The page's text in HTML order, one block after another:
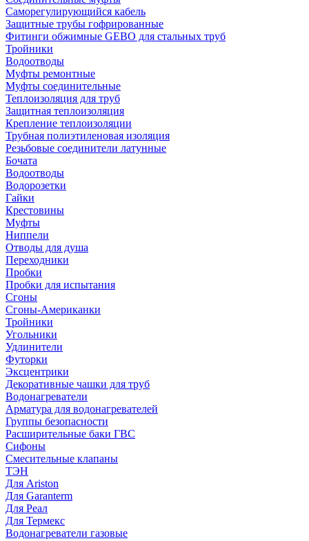
Саморегулирующийся кабель
Защитные трубы гофрированные
Фитинги обжимные GEBO для стальных труб
Тройники
Водоотводы
Муфты ремонтные
Муфты соединительные
Теплоизоляция для труб
Защитная теплоизоляция
Крепление теплоизоляции
Трубная полиэтиленовая изоляция
Резьбовые соединители латунные
Бочата
Водоотводы
Водорозетки
Гайки
Крестовины
Муфты
Ниппели
Отводы для душа
Переходники
Пробки
Пробки для испытания
Сгоны
Сгоны-Американки
Тройники
Угольники
Удлинители
Футорки
Эксцентрики
Декоративные чашки для труб
Водонагреватели
Арматура для водонагревателей
Группы безопасности
Расширительные баки ГВС
Сифоны
Смесительные клапаны
ТЭН
Для Ariston
Для Garanterm
Для Реал
Для Термекс
Водонагреватели газовые